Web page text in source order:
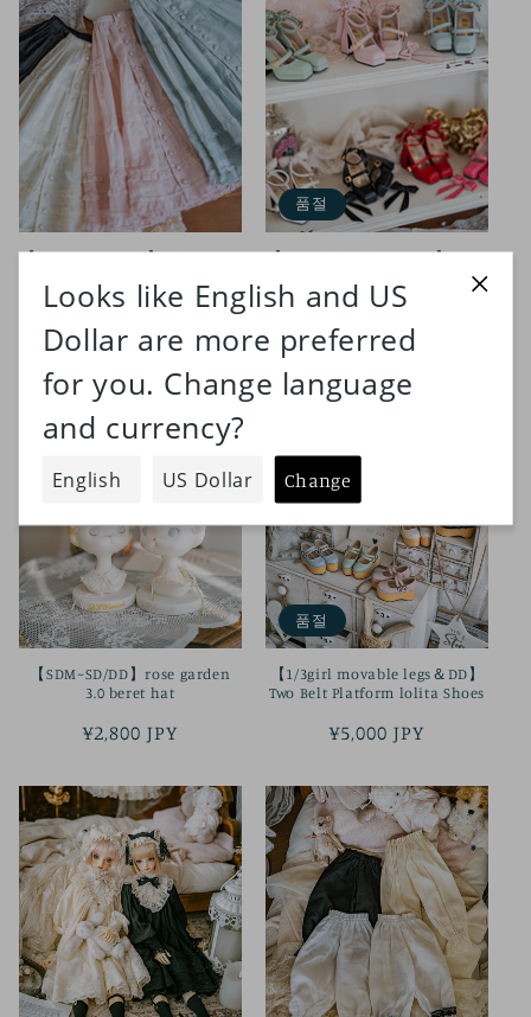
【SD/DD~SD16girl】 afternoon
가
품절
【1/3girl heel foot＆DD】Mary
가
【SDM~SD/DD】rose garden
3.0 beret hat
정
¥2,800 JPY
품절
【1/3girl movable legs＆DD】
Two Belt Platform lolita Shoes
정
¥5,000 JPY